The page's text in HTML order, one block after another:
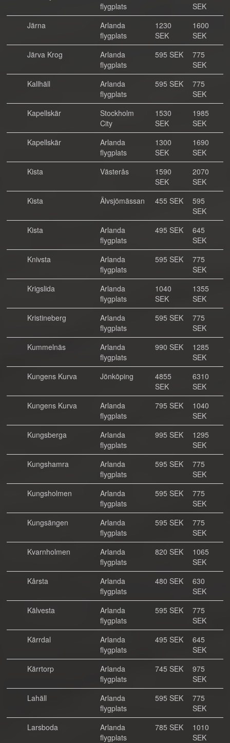
flygplats
SEK
Järna
Arlanda
flygplats
1230
SEK
1600
SEK
Järva Krog
Arlanda
flygplats
595 SEK
775
SEK
Kallhäll
Arlanda
flygplats
595 SEK
775
SEK
Kapellskär
Stockholm
City
1530
SEK
1985
SEK
Kapellskär
Arlanda
flygplats
1300
SEK
1690
SEK
Kista
Västerås
1590
SEK
2070
SEK
Kista
Älvsjömässan 455 SEK
595
SEK
Kista
Arlanda
flygplats
495 SEK
645
SEK
Knivsta
Arlanda
flygplats
595 SEK
775
SEK
Krigslida
Arlanda
flygplats
1040
SEK
1355
SEK
Kristineberg
Arlanda
flygplats
595 SEK
775
SEK
Kummelnäs
Arlanda
flygplats
990 SEK
1285
SEK
Kungens Kurva
Jönköping
4855
SEK
6310
SEK
Kungens Kurva
Arlanda
flygplats
795 SEK
1040
SEK
Kungsberga
Arlanda
flygplats
995 SEK
1295
SEK
Kungshamra
Arlanda
flygplats
595 SEK
775
SEK
Kungsholmen
Arlanda
flygplats
595 SEK
775
SEK
Kungsängen
Arlanda
flygplats
595 SEK
775
SEK
Kvarnholmen
Arlanda
flygplats
820 SEK
1065
SEK
Kårsta
Arlanda
flygplats
480 SEK
630
SEK
Kälvesta
Arlanda
flygplats
595 SEK
775
SEK
Kärrdal
Arlanda
flygplats
495 SEK
645
SEK
Kärrtorp
Arlanda
flygplats
745 SEK
975
SEK
Lahäll
Arlanda
flygplats
595 SEK
775
SEK
Larsboda
Arlanda
flygplats
785 SEK
1010
SEK